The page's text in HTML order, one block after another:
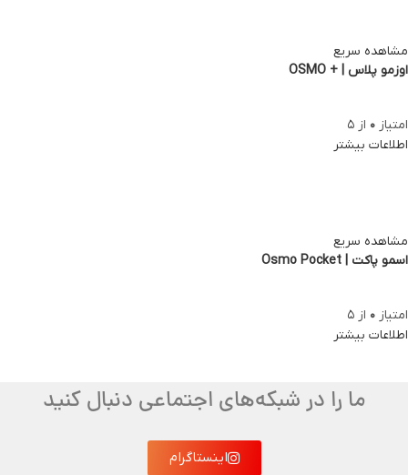
مشاهده سریع
اوزمو پلاس | + OSMO
امتیاز 0 از 5
اطلاعات بیشتر
مشاهده سریع
اسمو پاکت | Osmo Pocket
امتیاز 0 از 5
اطلاعات بیشتر
ما را در شبکه‌های اجتماعی دنبال کنید
اینستاگرام